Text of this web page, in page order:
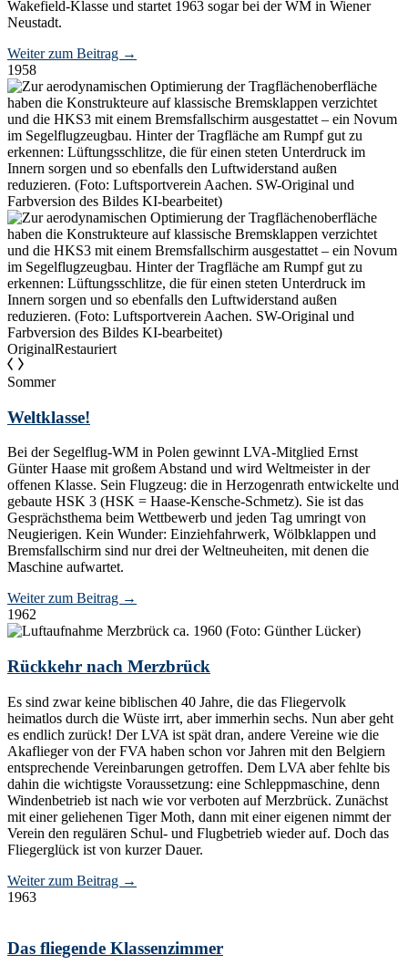
Wakefield-Klasse und startet 1963 sogar bei der WM in Wiener
Neustadt.
Weiter zum Beitrag →
1958
OriginalRestauriert
Sommer
Weltklasse!
Bei der Segelflug-WM in Polen gewinnt LVA-Mitglied Ernst
Günter Haase mit großem Abstand und wird Weltmeister in der
offenen Klasse. Sein Flugzeug: die in Herzogenrath entwickelte und
gebaute HSK 3 (HSK = Haase-Kensche-Schmetz). Sie ist das
Gesprächsthema beim Wettbewerb und jeden Tag umringt von
Neugierigen. Kein Wunder: Einziehfahrwerk, Wölbklappen und
Bremsfallschirm sind nur drei der Weltneuheiten, mit denen die
Maschine aufwartet.
Weiter zum Beitrag →
1962
Rückkehr nach Merzbrück
Es sind zwar keine biblischen 40 Jahre, die das Fliegervolk
heimatlos durch die Wüste irrt, aber immerhin sechs. Nun aber geht
es endlich zurück! Der LVA ist spät dran, andere Vereine wie die
Akaflieger von der FVA haben schon vor Jahren mit den Belgiern
entsprechende Vereinbarungen getroffen. Dem LVA aber fehlte bis
dahin die wichtigste Voraussetzung: eine Schleppmaschine, denn
Windenbetrieb ist nach wie vor verboten auf Merzbrück. Zunächst
mit einer geliehenen Tiger Moth, dann mit einer eigenen nimmt der
Verein den regulären Schul- und Flugbetrieb wieder auf. Doch das
Fliegerglück ist von kurzer Dauer.
Weiter zum Beitrag →
1963
Das fliegende Klassenzimmer